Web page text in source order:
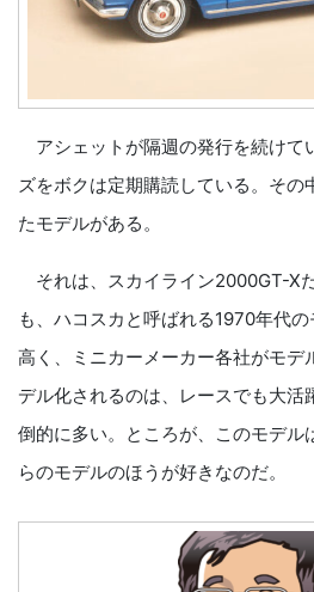
アシェットが隔週の発行を続けて
ズをボクは定期購読している。その
たモデルがある。
それは、スカイライン2000GT-X
も、ハコスカと呼ばれる1970年代
高く、ミニカーメーカー各社がモデ
デル化されるのは、レースでも大活
倒的に多い。ところが、このモデル
らのモデルのほうが好きなのだ。